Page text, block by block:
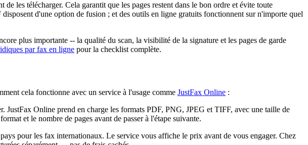
les télécharger. Cela garantit que les pages restent dans le bon ordre et évite toute
d'une option de fusion ; et des outils en ligne gratuits fonctionnent sur n'importe quel
plus importante -- la qualité du scan, la visibilité de la signature et les pages de garde
par fax en ligne pour la checklist complète.
cela fonctionne avec un service à l'usage comme JustFax Online :
JustFax Online prend en charge les formats PDF, PNG, JPEG et TIFF, avec une taille de
et le nombre de pages avant de passer à l'étape suivante.
pour les fax internationaux. Le service vous affiche le prix avant de vous engager. Chez